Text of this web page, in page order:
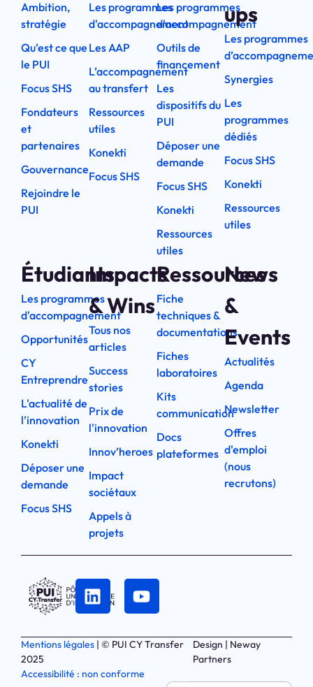
Ambition,
stratégie
Qu’est ce que
le PUI
Focus SHS
Fondateurs
et
partenaires
Gouvernance
Rejoindre le
PUI
Les programmes
d'accompagnement
Les AAP
L’accompagnement
au transfert
Ressources
utiles
Konekti
Focus SHS
Les programmes
d'accompagnement
Outils de
financement
Les
dispositifs du
PUI
Déposer une
demande
Focus SHS
Konekti
Ressources
utiles
ups
Les programmes
Synergies
Les
programmes
dédiés
Focus SHS
Konekti
Ressources
utiles
Étudiants
Les programmes
d'accompagnement
Opportunités
CY
Entreprendre
L'actualité de
l'innovation
Konekti
Déposer une
demande
Focus SHS
Impacts
& Wins
Tous nos
articles
Success
stories
Prix de
l'innovation
Innov’heroes
Impact
sociétaux
Appels à
projets
Ressources
Fiche
techniques &
documentations
Fiches
laboratoires
Kits
communication
Docs
plateformes
News
&
Events
Actualités
Agenda
Newsletter
Offres
d'emploi
(nous
recrutons)
Mentions légales | © PUI CY Transfer
2025
Accessibilité : non conforme
Design | Neway
Partners